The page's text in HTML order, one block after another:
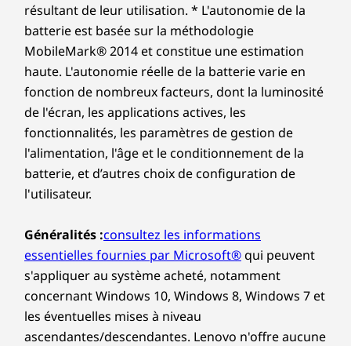
résultant de leur utilisation. * L'autonomie de la
batterie est basée sur la méthodologie
MobileMark® 2014 et constitue une estimation
haute. L'autonomie réelle de la batterie varie en
fonction de nombreux facteurs, dont la luminosité
de l'écran, les applications actives, les
fonctionnalités, les paramètres de gestion de
l'alimentation, l'âge et le conditionnement de la
batterie, et d’autres choix de configuration de
l'utilisateur.
Généralités :consultez les informations
essentielles fournies par Microsoft®qui peuvent
s'appliquer au système acheté, notamment
concernant Windows 10, Windows 8, Windows 7 et
les éventuelles mises à niveau
ascendantes/descendantes. Lenovo n'offre aucune